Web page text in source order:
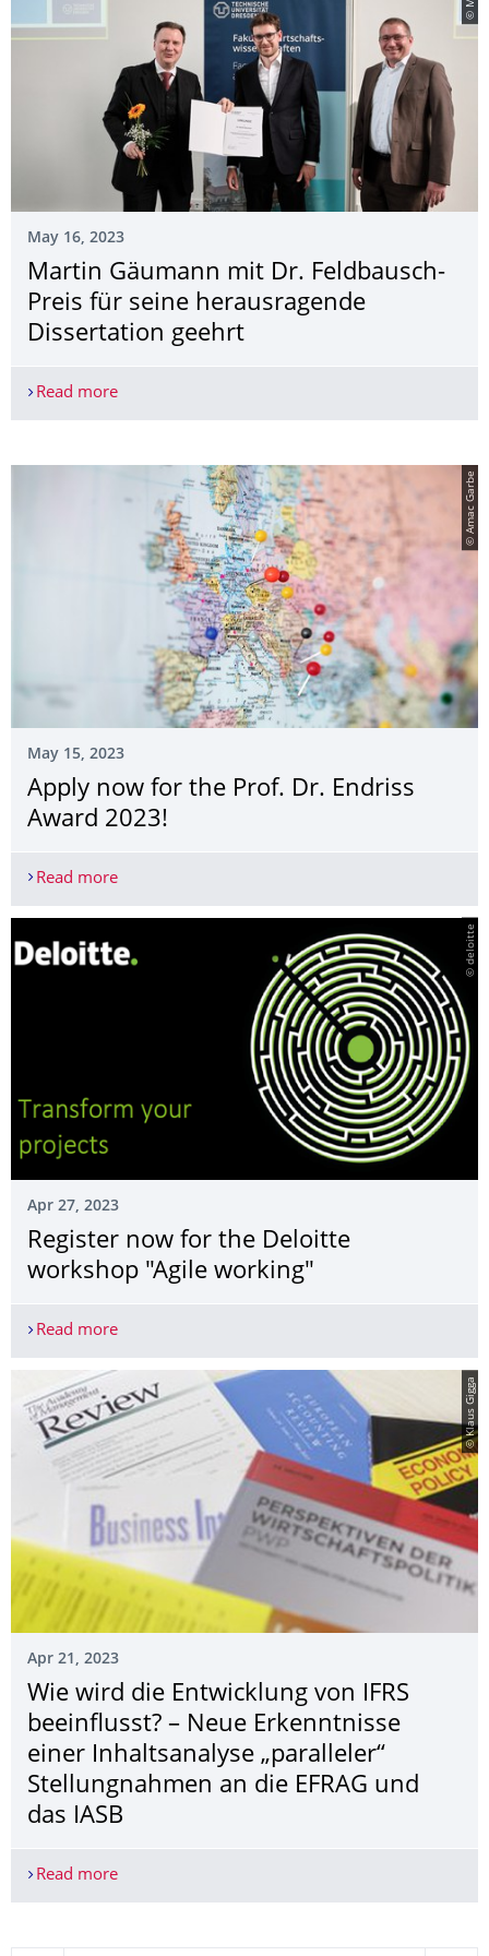
May 16, 2023
Martin Gäumann mit Dr. Feldbausch-
Preis für seine herausragende
Dissertation geehrt
Read moreMartin Gäumann mit Dr. Feldbausch-Preis für
© Amac Garbe
May 15, 2023
Apply now for the Prof. Dr. Endriss
Award 2023!
Read moreApply now for the Prof. Dr. Endriss Award 2023!
© deloitte
Apr 27, 2023
Register now for the Deloitte
workshop "Agile working"
Read moreRegister now for the Deloitte workshop "Agile
© Klaus Gigga
Apr 21, 2023
Wie wird die Entwicklung von IFRS
beeinflusst? – Neue Erkenntnisse
einer Inhaltsanalyse „paralleler“
Stellungnahmen an die EFRAG und
das IASB
Read moreWie wird die Entwicklung von IFRS beeinflusst?